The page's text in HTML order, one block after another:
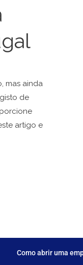
mas ainda
de
artigo e
Como abrir uma